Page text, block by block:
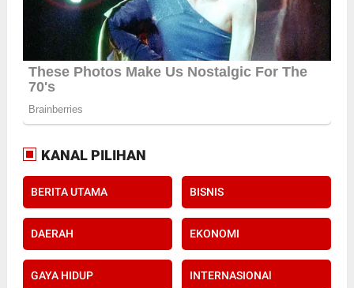
KANAL PILIHAN
BERITA UTAMA BISNIS
DAERAH EKONOMI
GAYA HIDUP INTERNASIONAl